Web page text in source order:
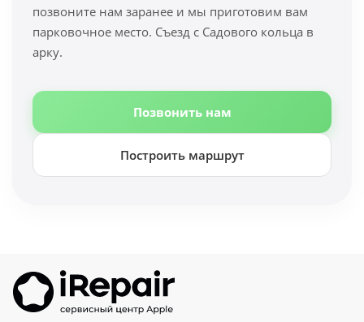
позвоните нам заранее и мы приготовим вам
парковочное место. Съезд с Садового кольца в
арку.
Позвонить нам
Построить маршрут